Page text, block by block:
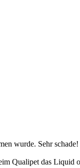
wurde. Sehr
Qualipet das Liquid